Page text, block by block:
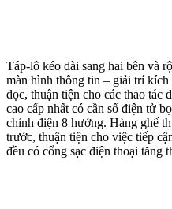
Táp-lô kéo dài sang hai bên và
màn hình thông tin – giải trí
dọc, thuận tiện cho các thao tác
cao cấp nhất có cần số điện tử
chỉnh điện 8 hướng. Hàng ghế
trước, thuận tiện cho việc tiếp
đều có cổng sạc điện thoại tăng